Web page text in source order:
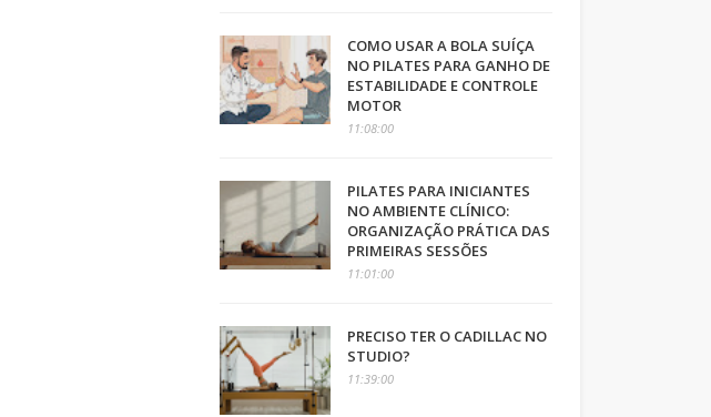
COMO USAR A BOLA SUÍÇA
NO PILATES PARA GANHO DE
ESTABILIDADE E CONTROLE
MOTOR
11:08:00
PILATES PARA INICIANTES
NO AMBIENTE CLÍNICO:
ORGANIZAÇÃO PRÁTICA DAS
PRIMEIRAS SESSÕES
11:01:00
PRECISO TER O CADILLAC NO
STUDIO?
11:39:00